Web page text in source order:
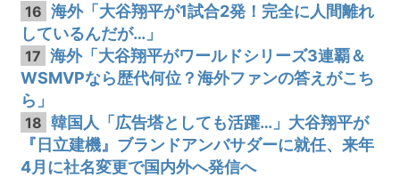
16 海外「大谷翔平が1試合2発！完全に人間離れ
しているんだが…」
17 海外「大谷翔平がワールドシリーズ3連覇＆
WSMVPなら歴代何位？海外ファンの答えがこち
ら」
18 韓国人「広告塔としても活躍…」大谷翔平が
『日立建機』ブランドアンバサダーに就任、来年
4月に社名変更で国内外へ発信へ